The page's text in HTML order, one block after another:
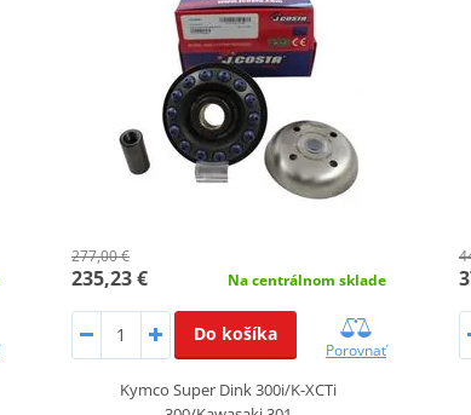
277,00 €
235,23 € Na centrálnom sklade
Do košíka
Porovnať
Kymco Super Dink 300i/K-XCTi